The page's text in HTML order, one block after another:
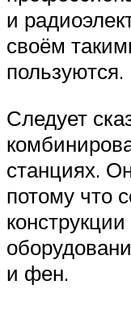
и
своём
пользуются.
Следует
станциях.
потому что
и фен.